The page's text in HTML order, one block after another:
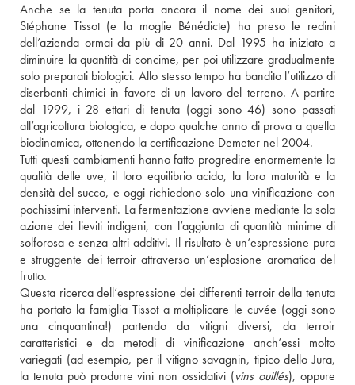
Anche se la tenuta porta ancora il nome dei suoi genitori,
Stéphane Tissot (e la moglie Bénédicte) ha preso le redini
dell’azienda ormai da più di 20 anni. Dal 1995 ha iniziato a
diminuire la quantità di concime, per poi utilizzare gradualmente
solo preparati biologici. Allo stesso tempo ha bandito l’utilizzo di
diserbanti chimici in favore di un lavoro del terreno. A partire
dal 1999, i 28 ettari di tenuta (oggi sono 46) sono passati
all’agricoltura biologica, e dopo qualche anno di prova a quella
biodinamica, ottenendo la certificazione Demeter nel 2004.
Tutti questi cambiamenti hanno fatto progredire enormemente la
qualità delle uve, il loro equilibrio acido, la loro maturità e la
densità del succo, e oggi richiedono solo una vinificazione con
pochissimi interventi. La fermentazione avviene mediante la sola
azione dei lieviti indigeni, con l’aggiunta di quantità minime di
solforosa e senza altri additivi. Il risultato è un’espressione pura
e struggente dei terroir attraverso un’esplosione aromatica del
frutto.
Questa ricerca dell’espressione dei differenti terroir della tenuta
ha portato la famiglia Tissot a moltiplicare le cuvée (oggi sono
una cinquantina!) partendo da vitigni diversi, da terroir
caratteristici e da metodi di vinificazione anch’essi molto
variegati (ad esempio, per il vitigno savagnin, tipico dello Jura,
la tenuta può produrre vini non ossidativi (vins ouillés), oppure